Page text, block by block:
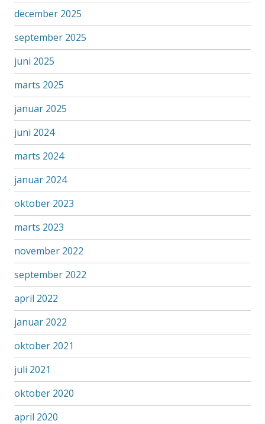
december 2025
september 2025
juni 2025
marts 2025
januar 2025
juni 2024
marts 2024
januar 2024
oktober 2023
marts 2023
november 2022
september 2022
april 2022
januar 2022
oktober 2021
juli 2021
oktober 2020
april 2020